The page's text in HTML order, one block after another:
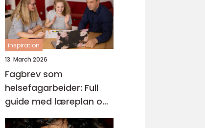
inspiration
13. March 2026
Fagbrev som
helsefagarbeider: Full
guide med læreplan og
praksis